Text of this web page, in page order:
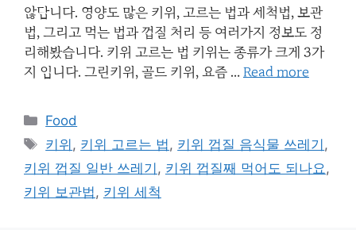
않답니다. 영양도 많은 키위, 고르는 법과 세척법, 보관
법, 그리고 먹는 법과 껍질 처리 등 여러가지 정보도 정
리해봤습니다. 키위 고르는 법 키위는 종류가 크게 3가
지 입니다. 그린키위, 골드 키위, 요즘 … Read more
Categories
Food
Tags
키위 , 키위 고르는 법, 키위 껍질 음식물 쓰레기 ,
키위 껍질 일반 쓰레기 , 키위 껍질째 먹어도 되나요,
키위 보관법, 키위 세척